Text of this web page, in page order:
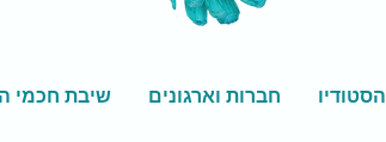
הסטודיו חברות וארגונים שיבת חכמי